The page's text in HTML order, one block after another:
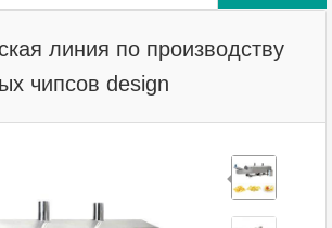
линия по производству
чипсов design